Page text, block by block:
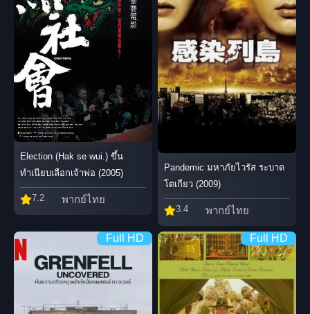
Election (Hak se wui.) ขึ้น
ทำเนียบเลือกเจ้าพ่อ (2005)
7.2 พากย์ไทย
Pandemic มหาภัยไวรัส ระบาด
โตเกียว (2009)
3.4 พากย์ไทย
Full HD Full HD